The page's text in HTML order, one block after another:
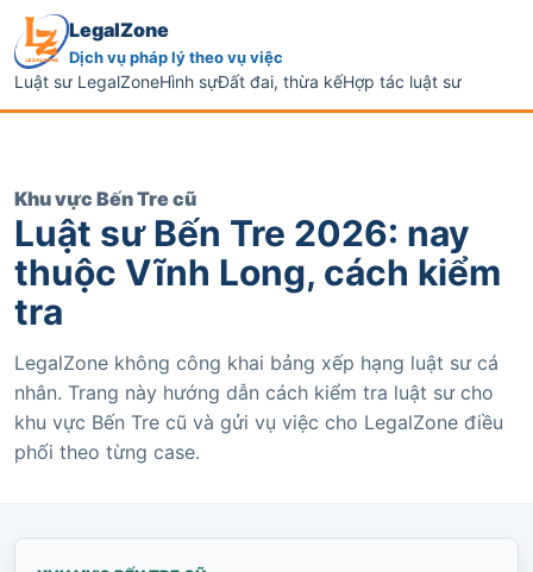
LegalZone
Dịch vụ pháp lý theo vụ việc
Luật sư LegalZoneHình sựĐất đai, thừa kếHợp tác luật sư
Khu vực Bến Tre cũ
Luật sư Bến Tre 2026: nay
thuộc Vĩnh Long, cách kiểm
tra
LegalZone không công khai bảng xếp hạng luật sư cá
nhân. Trang này hướng dẫn cách kiểm tra luật sư cho
khu vực Bến Tre cũ và gửi vụ việc cho LegalZone điều
phối theo từng case.